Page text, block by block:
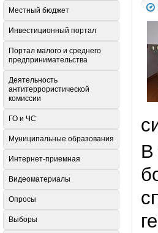
В
Местный бюджет
Инвестиционный портал
Портал малого и среднего
предпринимательства
Деятельность
антитеррористической
комиссии
ГО и ЧС
Муниципальные образования
Интернет-приемная
Видеоматериалы
Опросы
Выборы